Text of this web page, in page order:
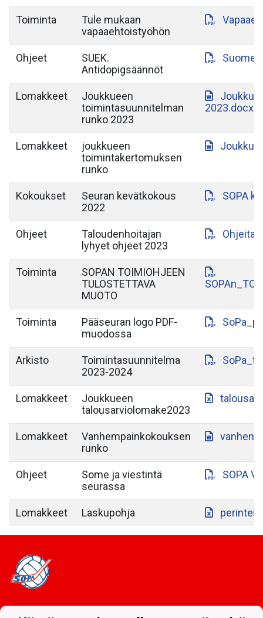
Toiminta
Tule mukaan
vapaaehtoistyöhön
Ohjeet
SUEK.
Antidopigsäännöt
Lomakkeet
Joukkueen
toimintasuunnitelman
runko 2023
2023.docx
Lomakkeet
joukkueen
toimintakertomuksen
runko
Kokoukset
Seuran kevätkokous
2022
SOPA
Ohjeet
Taloudenhoitajan
lyhyet ohjeet 2023
Toiminta
SOPAN TOIMIOHJEEN
TULOSTETTAVA
MUOTO
Toiminta
Pääseuran logo PDF-
muodossa
Arkisto
Toimintasuunnitelma
2023-2024
Lomakkeet
Joukkueen
talousarviolomake2023
Lomakkeet
Vanhempainkokouksen
runko
Ohjeet
Some ja viestintä
seurassa
SOPA
Lomakkeet Laskupohja